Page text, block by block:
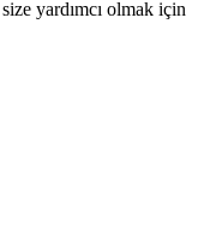
yardımcı olmak için